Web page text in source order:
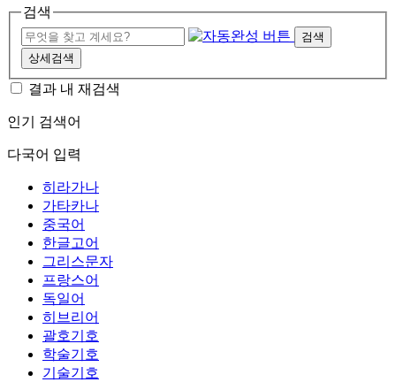
검색
검색
상세검색
결과 내 재검색
인기 검색어
다국어 입력
히라가나
가타카나
중국어
한글고어
그리스문자
프랑스어
독일어
히브리어
괄호기호
학술기호
기술기호